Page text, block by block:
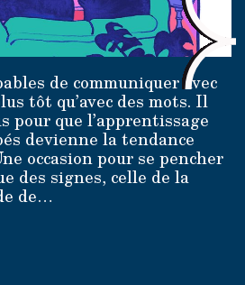
de communiquer avec
tôt qu’avec des mots. Il
pour que l’apprentissage
devienne la tendance
occasion pour se pencher
des signes, celle de la
de…